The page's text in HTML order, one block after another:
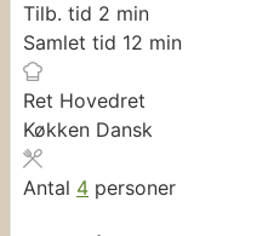
Tilb. tid 2 minutter
min
Samlet tid 12 minutter
min
Ret Hovedret
Køkken Dansk
Antal 4 personer